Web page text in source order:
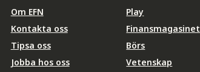
Om EFN
Kontakta oss
Tipsa oss
Jobba hos oss
Play
Finansmagasinet
Börs
Vetenskap